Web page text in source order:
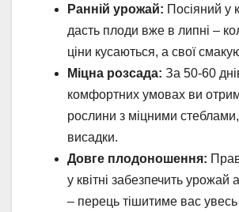
Ранній урожай: Посіяний у
дасть плоди вже в липні –
ціни кусаються, а свої
Міцна розсада: За 50-60
комфортних умовах ви
рослини з міцними стеблами,
висадки.
Довге плодоношення:
у квітні забезпечить
– перець тішитиме вас увесь